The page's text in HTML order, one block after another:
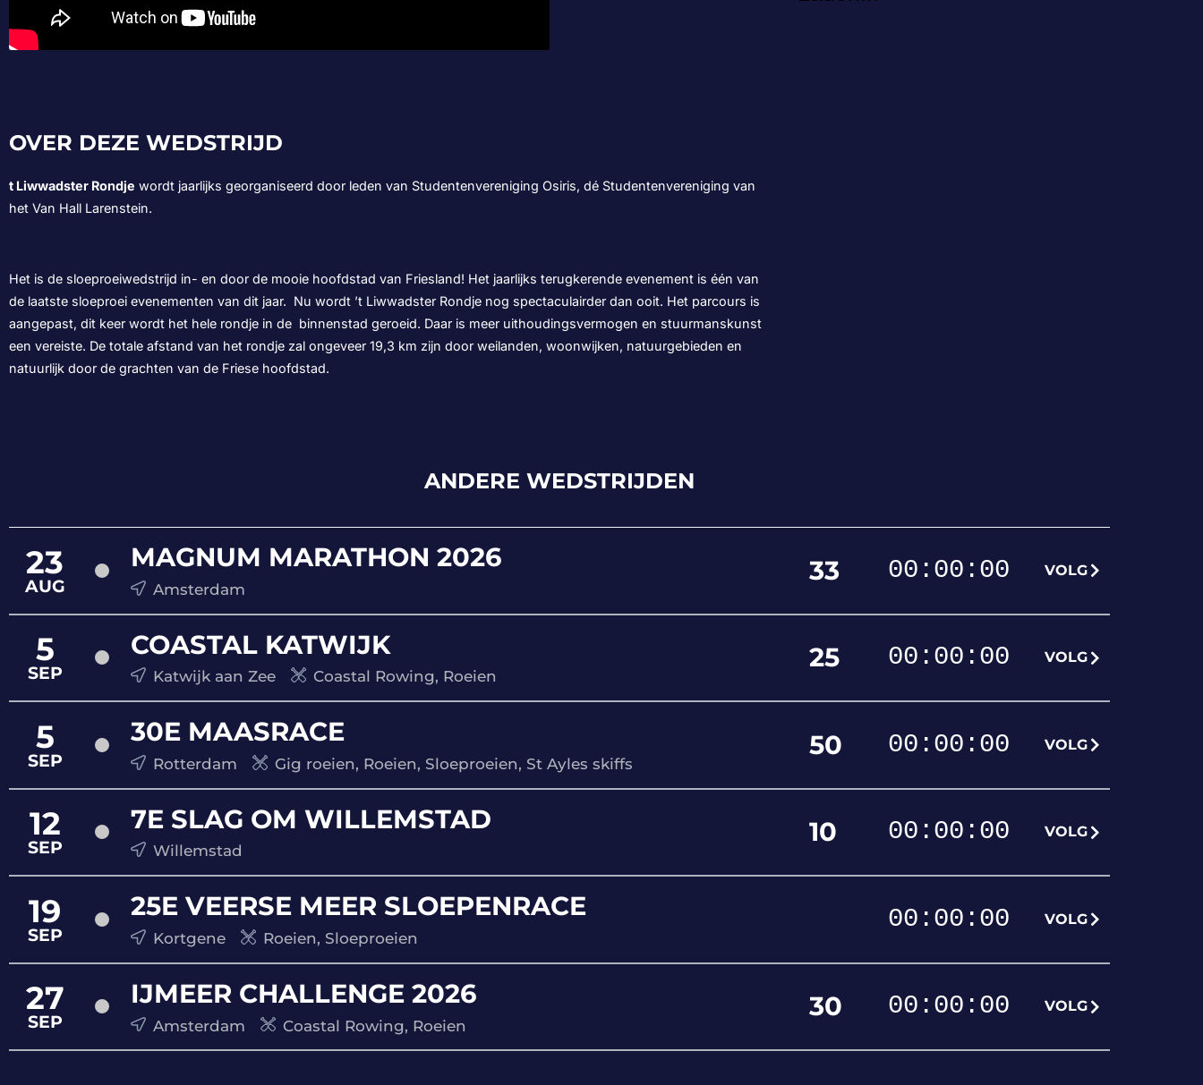
OVER DEZE WEDSTRIJD
t Liwwadster Rondje wordt jaarlijks georganiseerd door leden van Studentenvereniging Osiris, dé Studentenvereniging van
het Van Hall Larenstein.
Het is de sloeproeiwedstrijd in- en door de mooie hoofdstad van Friesland! Het jaarlijks terugkerende evenement is één van
de laatste sloeproei evenementen van dit jaar. Nu wordt ’t Liwwadster Rondje nog spectaculairder dan ooit. Het parcours is
aangepast, dit keer wordt het hele rondje in de binnenstad geroeid. Daar is meer uithoudingsvermogen en stuurmanskunst
een vereiste. De totale afstand van het rondje zal ongeveer 19,3 km zijn door weilanden, woonwijken, natuurgebieden en
natuurlijk door de grachten van de Friese hoofdstad.
ANDERE WEDSTRIJDEN
23
AUG
MAGNUM MARATHON 2026
Amsterdam
33 00 : 00 : 00 VOLG
5
SEP
COASTAL KATWIJK
Katwijk aan Zee Coastal Rowing, Roeien
25 00 : 00 : 00 VOLG
5
SEP
30E MAASRACE
Rotterdam Gig roeien, Roeien, Sloeproeien, St Ayles skiffs
50 00 : 00 : 00 VOLG
12
SEP
7E SLAG OM WILLEMSTAD
Willemstad
10 00 : 00 : 00 VOLG
19
SEP
25E VEERSE MEER SLOEPENRACE
Kortgene Roeien, Sloeproeien
00 : 00 : 00 VOLG
27
SEP
IJMEER CHALLENGE 2026
Amsterdam Coastal Rowing, Roeien
30 00 : 00 : 00 VOLG